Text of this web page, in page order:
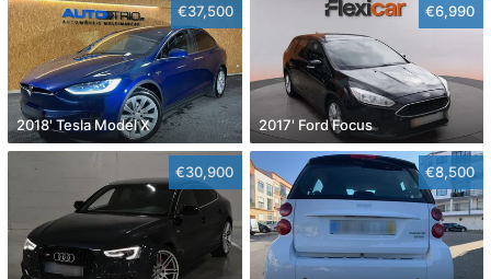
€37,500
2018' Tesla Model X
€6,990
2017' Ford Focus
€30,900 €8,500